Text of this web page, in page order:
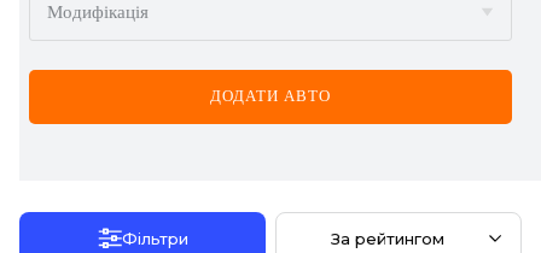
CHERY
CHEVROLET
CHRYSLER
Модифікація
ДОДАТИ АВТО
Фільтри За рейтингом